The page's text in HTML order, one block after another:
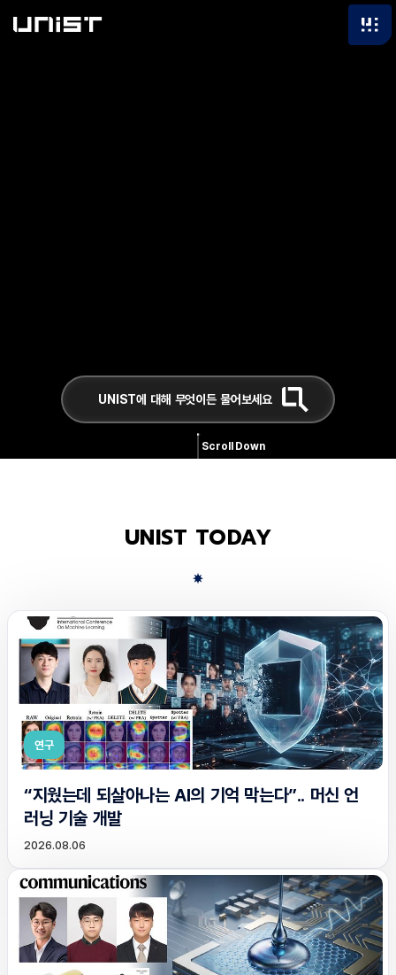
Scroll Down
UNIST TODAY
연구
“지웠는데 되살아나는 AI의 기억 막는다”.. 머신 언
러닝 기술 개발
2026.08.06